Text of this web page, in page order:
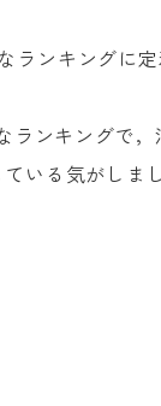
ランキングに定
ランキングで，
いる気がしまし